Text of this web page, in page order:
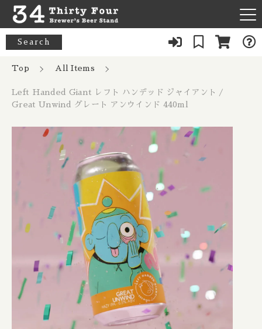
Search
Top All Items
Left Handed Giant レフト ハンデッド ジャイアント /
Great Unwind グレート アンウインド 440ml
カートに商品を追加しました
Left Handed Giant レフト ハンデッド
ジャイアント / Great Unwind グレー
数量
1,740円
ショッピングを続ける
カートを確認する
About Us
Our Bar
FAQ
Menu
080-9739-3434
×Closed：Tue, Thu
△Mon, Wed：17:00 - 22:00
□Fri：17:00 - 23:30
〇Sat：15:00 - 23:30
◎Sun：15:00 - 22:00
33 Acres / 33エイカーズ
21st Amendment / トウェンティーファースト アメンドメン
8 Bit / エイトビット
8 Wired / 8ワイアード
Almanac / アルマナック
Apex / エイペックス
Ārpus / アールプス
Ballast Point / バラストポイント
Belgium / ベルギー
Canada / カナダ
Denmark / デンマーク
UK / イギリス
Republic of Estonia / エストニア共和国
France / フランス
こだわり検索
親カテゴリ
価格帯
～
その他
セール